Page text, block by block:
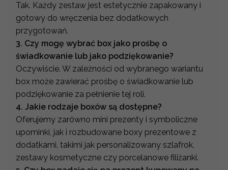
Tak. Każdy zestaw jest estetycznie zapakowany i
gotowy do wręczenia bez dodatkowych
przygotowań.
3. Czy mogę wybrać box jako prośbę o
świadkowanie lub jako podziękowanie?
Oczywiście. W zależności od wybranego wariantu
box może zawierać prośbę o świadkowanie lub
podziękowanie za pełnienie tej roli.
4. Jakie rodzaje boxów są dostępne?
Oferujemy zarówno mini prezenty i symboliczne
upominki, jak i rozbudowane boxy prezentowe z
dodatkami, takimi jak personalizowany szlafrok,
zestawy kosmetyczne czy porcelanowe filiżanki.